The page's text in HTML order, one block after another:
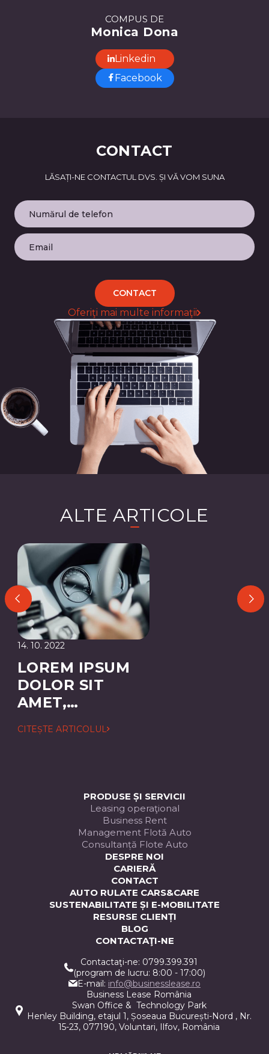
COMPUS DE
Monica Dona
Linkedin
Facebook
CONTACT
LĂSAȚI-NE CONTACTUL DVS. ȘI VĂ VOM SUNA
Oferiţi mai multe informaţii
CONTACT
ALTE ARTICOLE
14. 10. 2022
LOREM IPSUM
DOLOR SIT
AMET,
ADIPISCING
CITEȘTE ARTICOLUL
PRODUSE ȘI SERVICII
Leasing operaţional
Business Rent
Management Flotă Auto
Consultanță Flote Auto
DESPRE NOI
CARIERĂ
CONTACT
AUTO RULATE CARS&CARE
SUSTENABILITATE ȘI E-MOBILITATE
RESURSE CLIENȚI
BLOG
CONTACTAŢI-NE
Contactaţi-ne: 0799.399.391
(program de lucru: 8:00 - 17:00)
E-mail: info@businesslease.ro
Business Lease România
Swan Office & Technology Park
Henley Building, etajul 1, Șoseaua București-Nord , Nr.
15-23, 077190, Voluntari, Ilfov, România